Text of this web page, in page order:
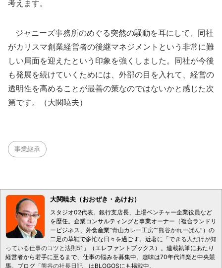
考えます。
ジャニーズ事務所のめぐる突然の騒動を耳にして、同社
がカリスマ創業経営者の後継マネジメントという非常に難
しい局面を迎えたという印象を強くしました。同社が今後
も発展を続けていくためには、外部の目を入れて、経営の
透明性を高めることが最善の策なのではないかと感じた次
第です。（大関暁夫）
事業継承
大関暁夫（おおぜき・あけお）
スタジオ02代表。銀行支店長、上場ベンチャー企業役員など
を歴任。企業コンサルティングと事業オーナー（複合ランドリ
ービジネス、外食産業“青山カレー工房”“熊谷かれーぱん”）の
二足の草鞋で多忙な日々を過ごす。近著に「できる人だけが知
っている仕事のコツと法則51 」（エレファントブックス）。連載執筆にあたり
経営者から若手に至るまで、仕事の悩みを募集中。趣味は70年代洋楽と中央競
馬。ブログ「熊谷の社長日記 」はBLOGOSにも掲載中。